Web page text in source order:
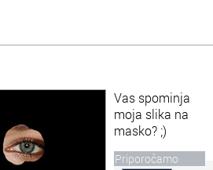
Vas spominja
moja slika na
masko? ;)
Priporočamo